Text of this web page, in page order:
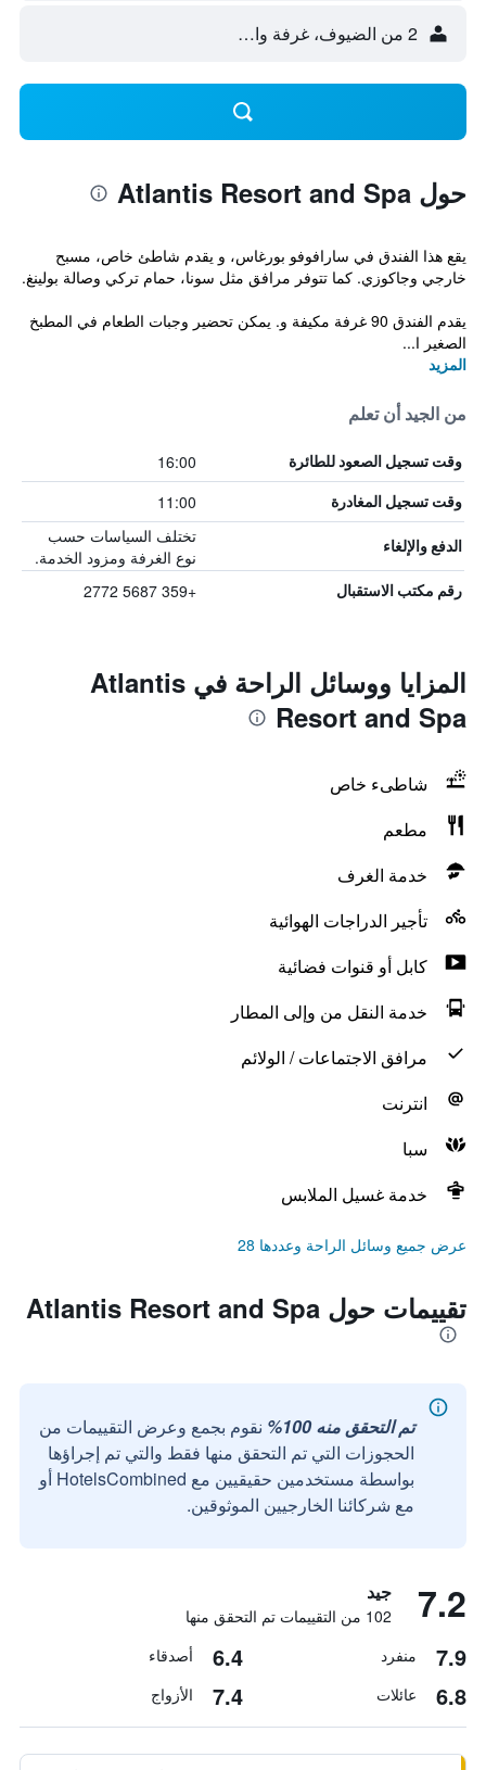
2 من الضيوف، غرفة واحدة
حول Atlantis Resort and Spa
يقع هذا الفندق في سارافوفو بورغاس، و يقدم شاطئ خاص، مسبح
خارجي وجاكوزي. كما تتوفر مرافق مثل سونا، حمام تركي وصالة بولينغ.
يقدم الفندق 90 غرفة مكيفة و. يمكن تحضير وجبات الطعام في المطبخ
الصغير ا...
المزيد
من الجيد أن تعلم
وقت تسجيل الصعود للطائرة 16:00
وقت تسجيل المغادرة 11:00
الدفع والإلغاء
تختلف السياسات حسب
نوع الغرفة ومزود الخدمة.
رقم مكتب الاستقبال +359 5687 2772
المزايا ووسائل الراحة في Atlantis
Resort and Spa
شاطىء خاص
مطعم
خدمة الغرف
تأجير الدراجات الهوائية
كابل أو قنوات فضائية
خدمة النقل من وإلى المطار
مرافق الاجتماعات / الولائم
انترنت
سبا
خدمة غسيل الملابس
عرض جميع وسائل الراحة وعددها 28
تقييمات حول Atlantis Resort and Spa
تم التحقق منه 100%
نقوم بجمع وعرض التقييمات من
الحجوزات التي تم التحقق منها فقط والتي تم إجراؤها
بواسطة مستخدمين حقيقيين مع HotelsCombined أو
مع شركائنا الخارجيين الموثوقين.
7.2 جيد
102 من التقييمات تم التحقق منها
7.9 منفرد 6.4 أصدقاء
6.8 عائلات 7.4 الأزواج